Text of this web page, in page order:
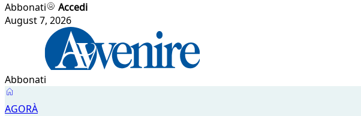
Abbonati
Accedi
August 7, 2026
Abbonati
AGORÀ